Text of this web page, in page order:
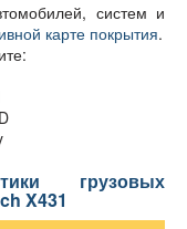
систем и
карте покрытия.
грузовых
X431